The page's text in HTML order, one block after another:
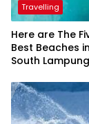
Travelling
Here are The
Best Beaches in
South Lampung